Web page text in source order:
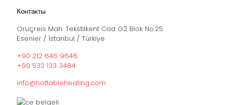
Контакты
Oruçreis Mah. Tekstilkent Cad G2 Blok No:25
Esenler / İstanbul / Türkiye
+90 212 646 9646
+90 532 133 3484
info@hottableheating.com